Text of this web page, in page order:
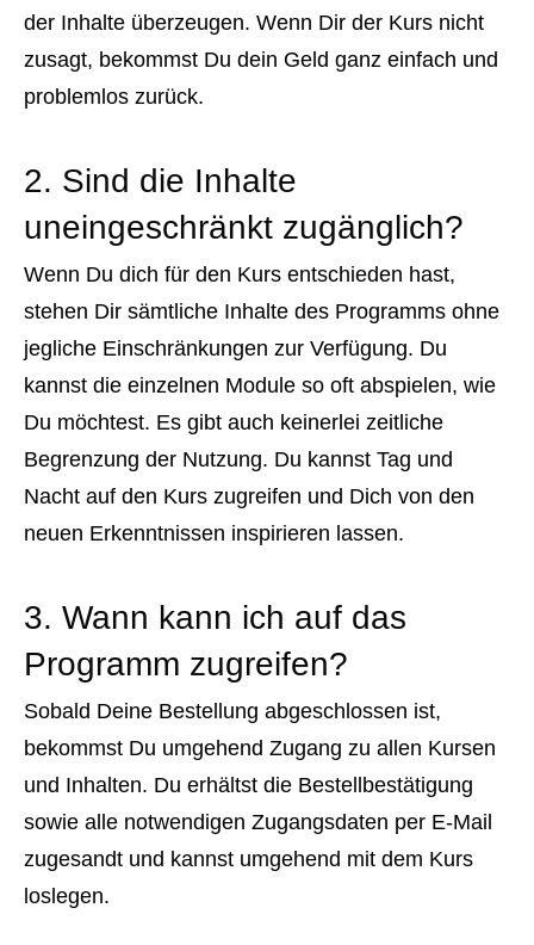
der Inhalte überzeugen. Wenn Dir der Kurs nicht
zusagt, bekommst Du dein Geld ganz einfach und
problemlos zurück.
2. Sind die Inhalte
uneingeschränkt zugänglich?
Wenn Du dich für den Kurs entschieden hast,
stehen Dir sämtliche Inhalte des Programms ohne
jegliche Einschränkungen zur Verfügung. Du
kannst die einzelnen Module so oft abspielen, wie
Du möchtest. Es gibt auch keinerlei zeitliche
Begrenzung der Nutzung. Du kannst Tag und
Nacht auf den Kurs zugreifen und Dich von den
neuen Erkenntnissen inspirieren lassen.
3. Wann kann ich auf das
Programm zugreifen?
Sobald Deine Bestellung abgeschlossen ist,
bekommst Du umgehend Zugang zu allen Kursen
und Inhalten. Du erhältst die Bestellbestätigung
sowie alle notwendigen Zugangsdaten per E-Mail
zugesandt und kannst umgehend mit dem Kurs
loslegen.